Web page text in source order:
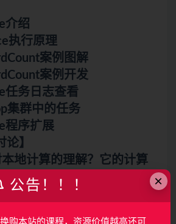
介绍
执行原理
案例图解
案例开发
任务日志查看
集群中的任务
程序扩展
论】
地计算的理解？它的计算
高？
只有map阶段的
×
公告！！！
购本站的课程，资源价值越高还可